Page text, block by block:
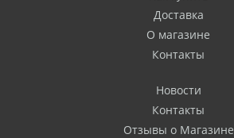
Доставка
О магазине
Контакты
Новости
Контакты
Отзывы о Магазине